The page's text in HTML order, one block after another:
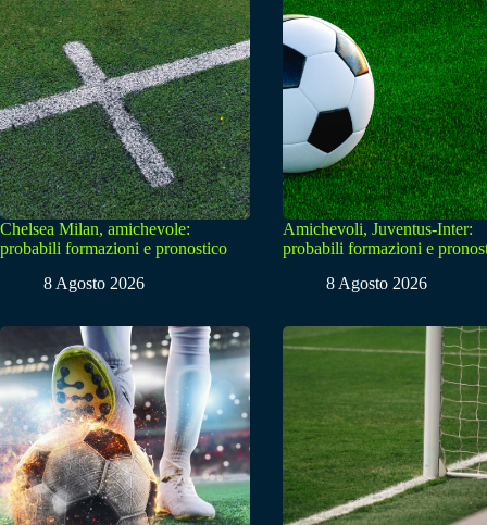
Chelsea Milan, amichevole:
probabili formazioni e pronostico
8 Agosto 2026
Amichevoli, Juventus-Inter:
probabili formazioni e
8 Agosto 2026